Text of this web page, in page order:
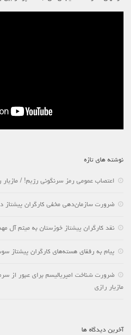
نوشته های تازه
اعتصاب عمومی رمز سرنگونی رژیم! / مازیار
ضرورت سازمان‌دهی مخفی کارگران پیشتاز
نقد کارگران پیشتاز خوزستان به میثم آل
پیام به رفقای هسته‌های کارگران پیشتاز
ضرورت شناخت امپریالیسم برای عبور از
مازیار رازی
آخرین دیدگاه ها